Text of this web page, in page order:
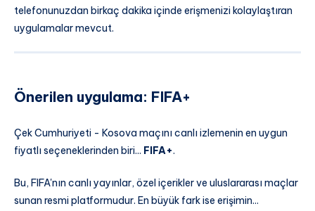
telefonunuzdan birkaç dakika içinde erişmenizi kolaylaştıran
uygulamalar mevcut.
Önerilen uygulama: FIFA+
Çek Cumhuriyeti - Kosova maçını canlı izlemenin en uygun
fiyatlı seçeneklerinden biri... FIFA+.
Bu, FIFA'nın canlı yayınlar, özel içerikler ve uluslararası maçlar
sunan resmi platformudur. En büyük fark ise erişimin...